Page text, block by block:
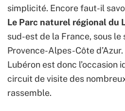
simplicité. Encore faut-il
Le Parc naturel régional du
sud-est de la France, sous le
Provence-Alpes-Côte
Lubéron est donc l’occasion
circuit de visite des
rassemble.